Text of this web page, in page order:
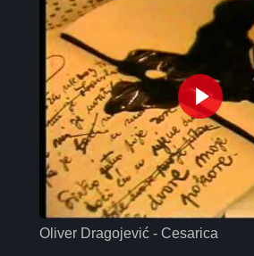
Oliver Dragojević - Cesarica